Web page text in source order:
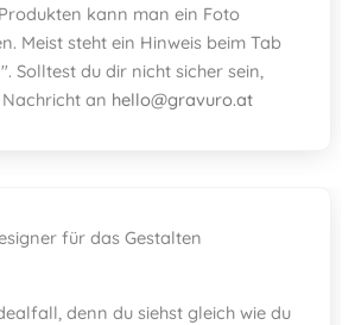
kann man ein Foto
Meist steht ein Hinweis beim Tab
Solltest du dir nicht sicher sein,
an hello@gravuro.at
für das Gestalten
denn du siehst gleich wie du